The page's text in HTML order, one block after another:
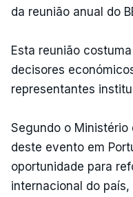
da reunião anual do
Esta reunião
decisores
representantes
Segundo o Ministério
deste evento em
oportunidade para
internacional do